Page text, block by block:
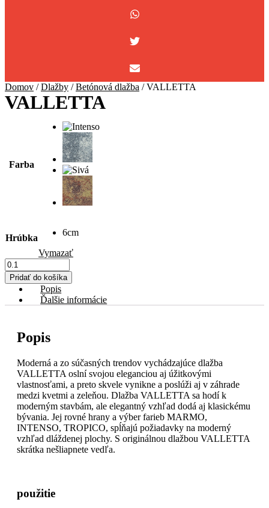
Domov /Dlažby /Betónová dlažba / VALLETTA
VALLETTA
Farba
Hrúbka
6cm
Vymazať
množstvo
VALLETTA
Pridať do košíka
Popis
Ďalšie informácie
Popis
Moderná a zo súčasných trendov vychádzajúce dlažba
VALLETTA oslní svojou eleganciou aj úžitkovými
vlastnosťami, a preto skvele vynikne a poslúži aj v záhrade
medzi kvetmi a zeleňou. Dlažba VALLETTA sa hodí k
moderným stavbám, ale elegantný vzhľad dodá aj klasickému
bývania. Jej rovné hrany a výber farieb MARMO,
INTENSO, TROPICO, spĺňajú požiadavky na moderný
vzhľad dláždenej plochy. S originálnou dlažbou VALLETTA
skrátka nešliapnete vedľa.
použitie